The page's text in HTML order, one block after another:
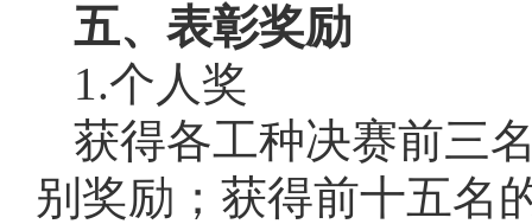
五、表彰奖励
1.个人奖
获得各工种决赛前三
别奖励；获得前十五名